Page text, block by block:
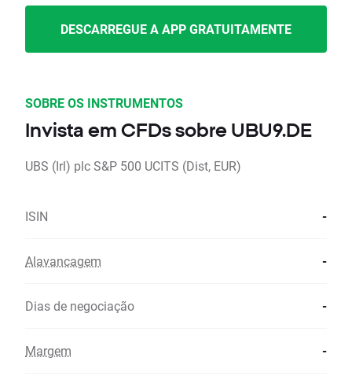
DESCARREGUE A APP GRATUITAMENTE
SOBRE OS INSTRUMENTOS
Invista em CFDs sobre UBU9.DE
UBS (Irl) plc S&P 500 UCITS (Dist, EUR)
ISIN -
Alavancagem -
Dias de negociação -
Margem -